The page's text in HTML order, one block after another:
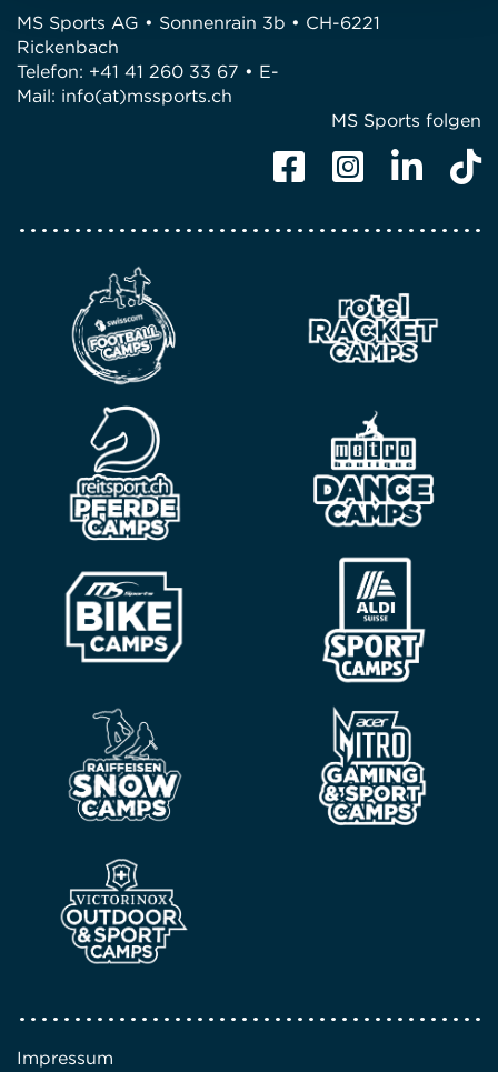
MS Sports AG • Sonnenrain 3b • CH-6221
Rickenbach
Telefon: +41 41 260 33 67 • E-
Mail: info(at)mssports.ch
MS Sports folgen
Impressum